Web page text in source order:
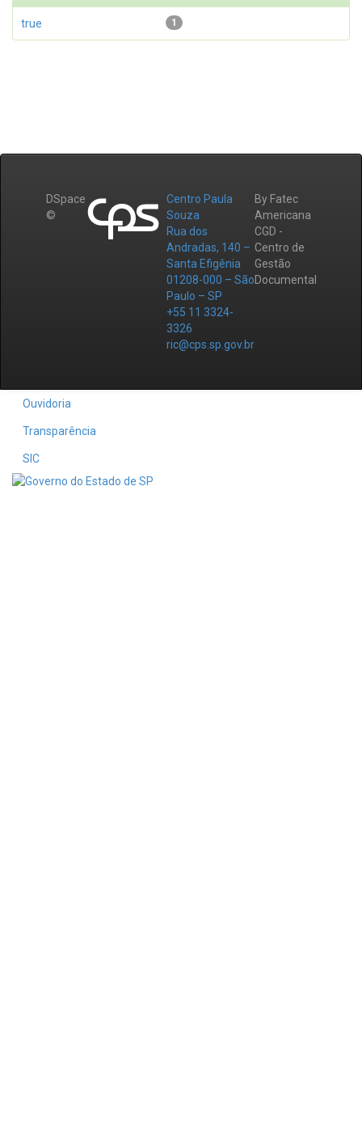
1
true
DSpace
©
Centro Paula
Souza
Rua dos
Andradas, 140 –
Santa Efigênia
01208-000 – São
Paulo – SP
+55 11 3324-
3326
ric@cps.sp.gov.br
By Fatec
Americana
CGD -
Centro de
Gestão
Documental
Ouvidoria
Transparência
SIC